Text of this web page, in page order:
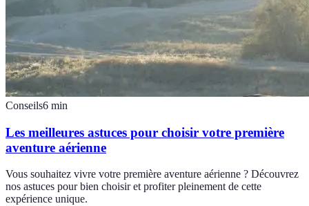
Conseils6 min
Les meilleures astuces pour choisir votre première
aventure aérienne
Vous souhaitez vivre votre première aventure aérienne ? Découvrez
nos astuces pour bien choisir et profiter pleinement de cette
expérience unique.